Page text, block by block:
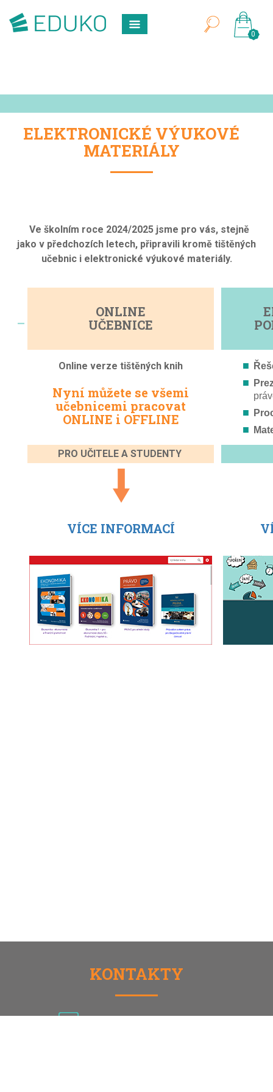
0
ELEKTRONICKÉ VÝUKOVÉ
MATERIÁLY
Ve školním roce 2024/2025 jsme pro vás, stejně
jako v předchozích letech, připravili kromě tištěných
učebnic i elektronické výukové materiály.
–
ONLINE
UČEBNICE
Online verze tištěných knih
Nyní můžete se všemi
učebnicemi pracovat
ONLINE i OFFLINE
PRO UČITELE A STUDENTY
VÍCE INFORMACÍ
KONTAKTY